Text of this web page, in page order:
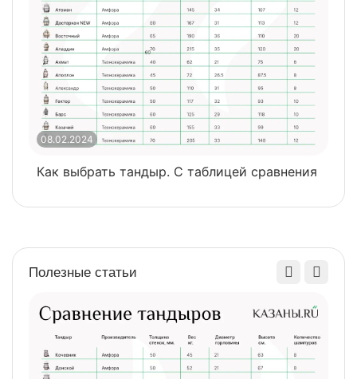
08.02.2024
Как выбрать тандыр. С таблицей сравнения
Полезные статьи